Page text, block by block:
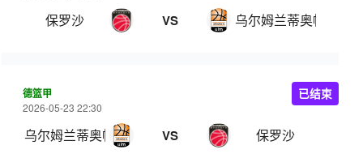
保罗沙 VS 乌尔姆兰蒂奥帕姆
德篮甲
2026-05-23 22:30
乌尔姆兰蒂奥帕姆 VS 保罗沙
已结束